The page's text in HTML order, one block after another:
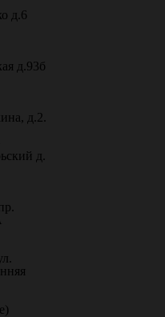
д.6
д.93б
д.2.
д.